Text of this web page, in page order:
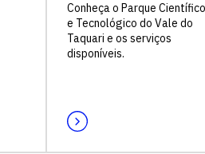
Conheça o Parque Científico
e Tecnológico do Vale do
Taquari e os serviços
disponíveis.